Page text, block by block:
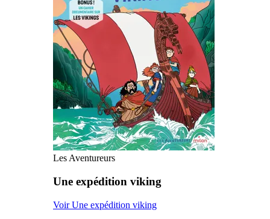
Les Aventureurs
Une expédition viking
Voir Une expédition viking